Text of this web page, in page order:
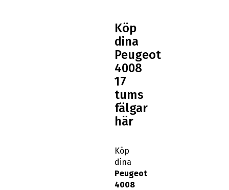
Köp
dina
Peugeot
4008
17
tums
fälgar
här
Köp
dina
Peugeot
4008